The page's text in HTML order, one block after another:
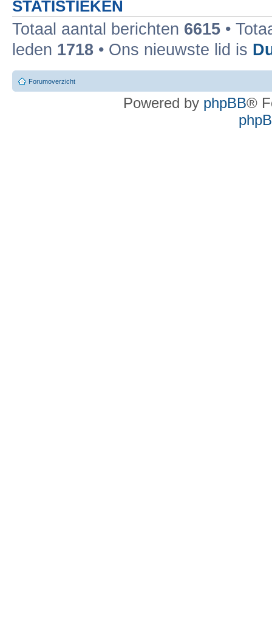
STATISTIEKEN
Totaal aantal berichten 6615 •
leden 1718 • Ons nieuwste lid is
Forumoverzicht
Powered by phpBB®